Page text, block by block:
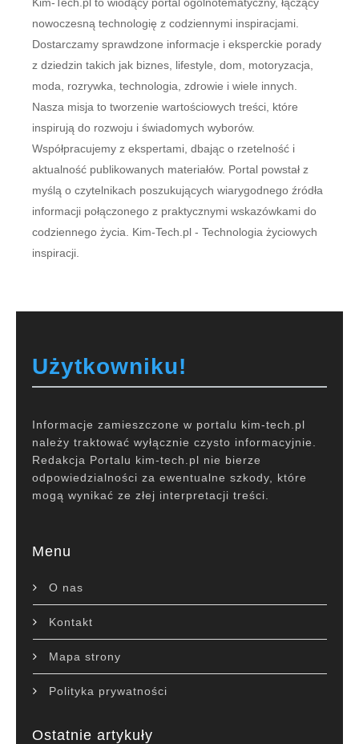
nowoczesną technologię z codziennymi inspiracjami.
Dostarczamy sprawdzone informacje i eksperckie porady
z dziedzin takich jak biznes, lifestyle, dom, motoryzacja,
moda, rozrywka, technologia, zdrowie i wiele innych.
Nasza misja to tworzenie wartościowych treści, które
inspirują do rozwoju i świadomych wyborów.
Współpracujemy z ekspertami, dbając o rzetelność i
aktualność publikowanych materiałów. Portal powstał z
myślą o czytelnikach poszukujących wiarygodnego źródła
informacji połączonego z praktycznymi wskazówkami do
codziennego życia. Kim-Tech.pl - Technologia życiowych
inspiracji.
Użytkowniku!
Informacje zamieszczone w portalu kim-tech.pl
należy traktować wyłącznie czysto informacyjnie.
Redakcja Portalu kim-tech.pl nie bierze
odpowiedzialności za ewentualne szkody, które
mogą wynikać ze złej interpretacji treści.
Menu
O nas
Kontakt
Mapa strony
Polityka prywatności
Ostatnie artykuły